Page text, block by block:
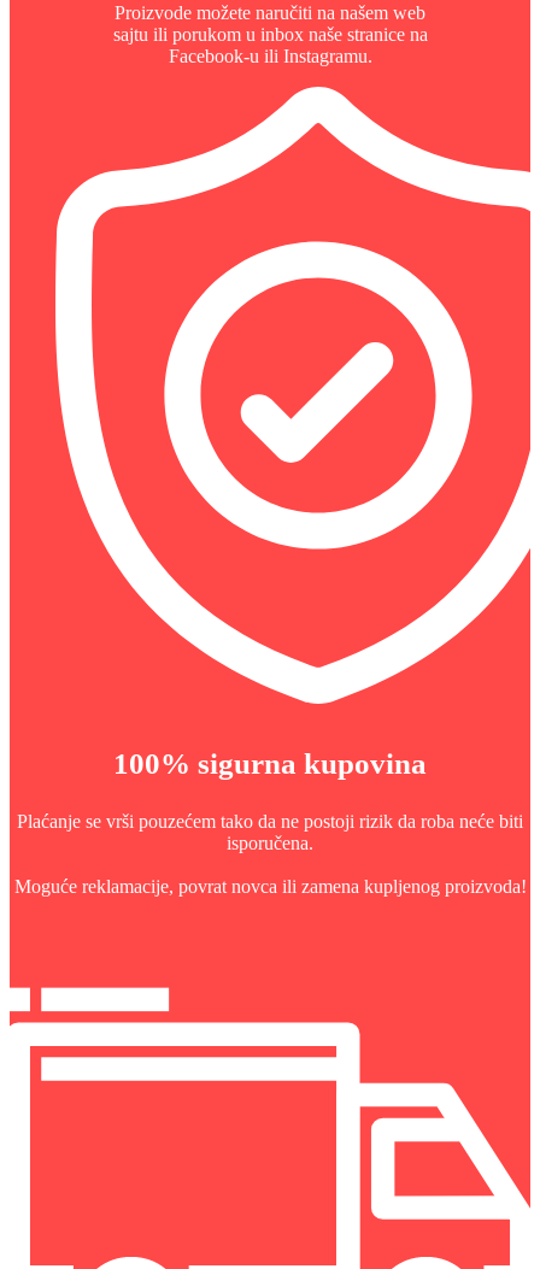
Proizvode možete naručiti na našem web
sajtu ili porukom u inbox naše stranice na
Facebook-u ili Instagramu.
100% sigurna kupovina
Plaćanje se vrši pouzećem tako da ne postoji rizik da roba neće biti
isporučena.
Moguće reklamacije, povrat novca ili zamena kupljenog proizvoda!